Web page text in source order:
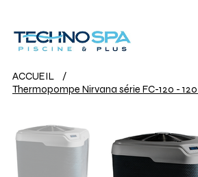
ACCUEIL
/